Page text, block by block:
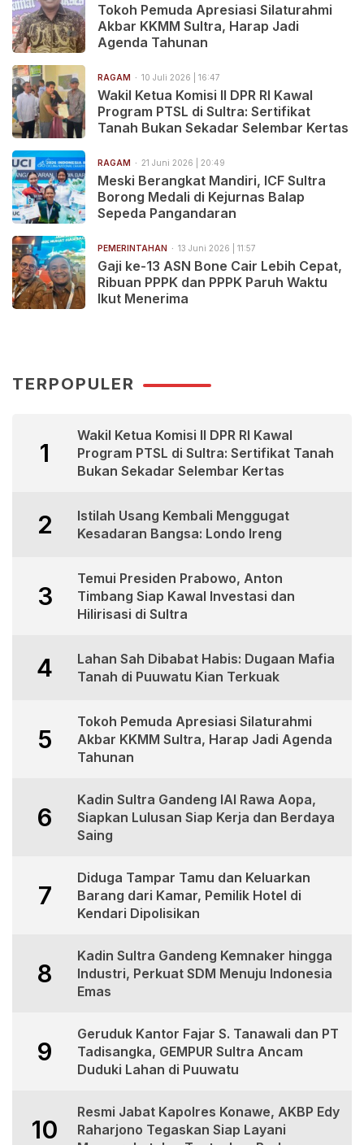
Tokoh Pemuda Apresiasi Silaturahmi
Akbar KKMM Sultra, Harap Jadi
Agenda Tahunan
RAGAM 10 Juli 2026 | 16:47
Wakil Ketua Komisi II DPR RI Kawal
Program PTSL di Sultra: Sertifikat
Tanah Bukan Sekadar Selembar Kertas
RAGAM 21 Juni 2026 | 20:49
Meski Berangkat Mandiri, ICF Sultra
Borong Medali di Kejurnas Balap
Sepeda Pangandaran
PEMERINTAHAN 13 Juni 2026 | 11:57
Gaji ke-13 ASN Bone Cair Lebih Cepat,
Ribuan PPPK dan PPPK Paruh Waktu
Ikut Menerima
TERPOPULER
1
Wakil Ketua Komisi II DPR RI Kawal
Program PTSL di Sultra: Sertifikat Tanah
Bukan Sekadar Selembar Kertas
2
Istilah Usang Kembali Menggugat
Kesadaran Bangsa: Londo Ireng
3
Temui Presiden Prabowo, Anton
Timbang Siap Kawal Investasi dan
Hilirisasi di Sultra
4
Lahan Sah Dibabat Habis: Dugaan Mafia
Tanah di Puuwatu Kian Terkuak
5
Tokoh Pemuda Apresiasi Silaturahmi
Akbar KKMM Sultra, Harap Jadi Agenda
Tahunan
6
Kadin Sultra Gandeng IAI Rawa Aopa,
Siapkan Lulusan Siap Kerja dan Berdaya
Saing
7
Diduga Tampar Tamu dan Keluarkan
Barang dari Kamar, Pemilik Hotel di
Kendari Dipolisikan
8
Kadin Sultra Gandeng Kemnaker hingga
Industri, Perkuat SDM Menuju Indonesia
Emas
9
Geruduk Kantor Fajar S. Tanawali dan PT
Tadisangka, GEMPUR Sultra Ancam
Duduki Lahan di Puuwatu
10
Resmi Jabat Kapolres Konawe, AKBP Edy
Raharjono Tegaskan Siap Layani